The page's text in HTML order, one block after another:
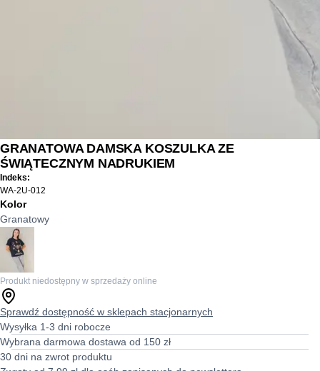
GRANATOWA DAMSKA KOSZULKA ZE
ŚWIĄTECZNYM NADRUKIEM
Indeks:
WA-2U-012
Kolor
Granatowy
Produkt niedostępny w sprzedaży online
Sprawdź dostępność w sklepach stacjonarnych
Wysyłka 1-3 dni robocze
Wybrana darmowa dostawa od 150 zł
30 dni na zwrot produktu